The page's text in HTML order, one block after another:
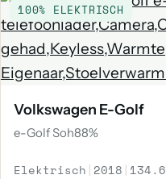
100% ELEKTRISCH
Volkswagen E-Golf
e-Golf Soh88%
Elektrisch | 2018 |